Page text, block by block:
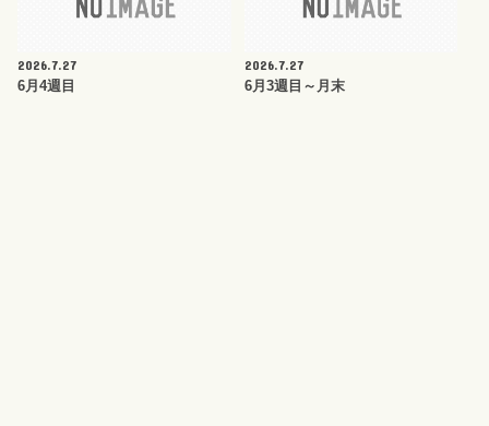
2026.7.27
6月4週目
2026.7.27
6月3週目～月末